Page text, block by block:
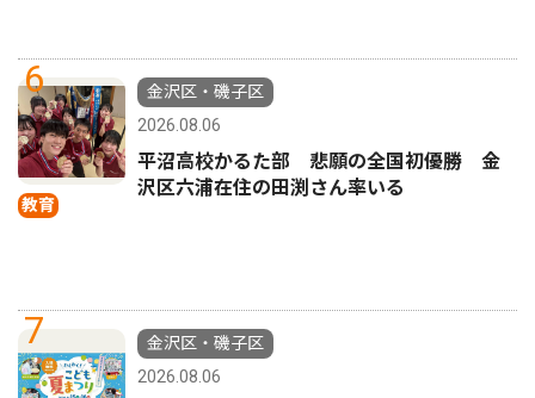
6
教育
金沢区・磯子区
2026.08.06
平沼高校かるた部 悲願の全国初優勝 金
沢区六浦在住の田渕さん率いる
7
金沢区・磯子区
2026.08.06